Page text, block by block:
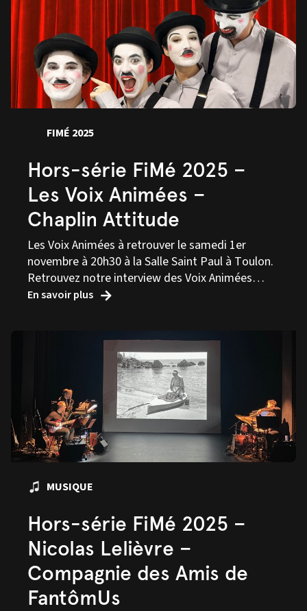
FIMÉ 2025
Hors-série FiMé 2025 –
Les Voix Animées –
Chaplin Attitude
Les Voix Animées à retrouver le samedi 1er
novembre à 20h30 à la Salle Saint Paul à Toulon.
Retrouvez notre interview des Voix Animées…
En savoir plus
MUSIQUE
Hors-série FiMé 2025 –
Nicolas Lelièvre –
Compagnie des Amis de
FantômUs